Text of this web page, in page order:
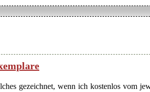
gezeichnet, wenn ich kostenlos vom